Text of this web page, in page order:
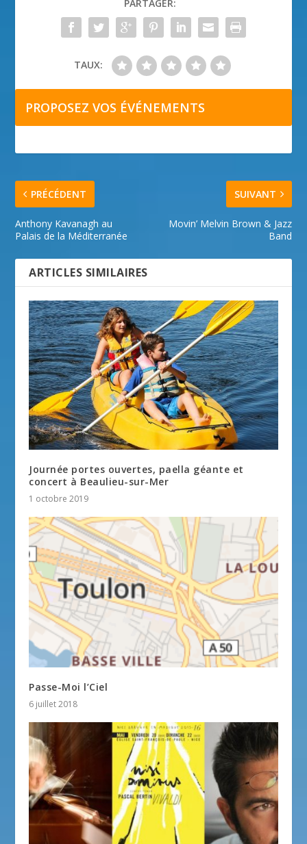
PARTAGER:
TAUX:
PROPOSEZ VOS ÉVÉNEMENTS
PRÉCÉDENT
Anthony Kavanagh au
Palais de la Méditerranée
SUIVANT
Movin’ Melvin Brown & Jazz
Band
ARTICLES SIMILAIRES
Journée portes ouvertes, paella géante et
concert à Beaulieu-sur-Mer
1 octobre 2019
Passe-Moi l’Ciel
6 juillet 2018